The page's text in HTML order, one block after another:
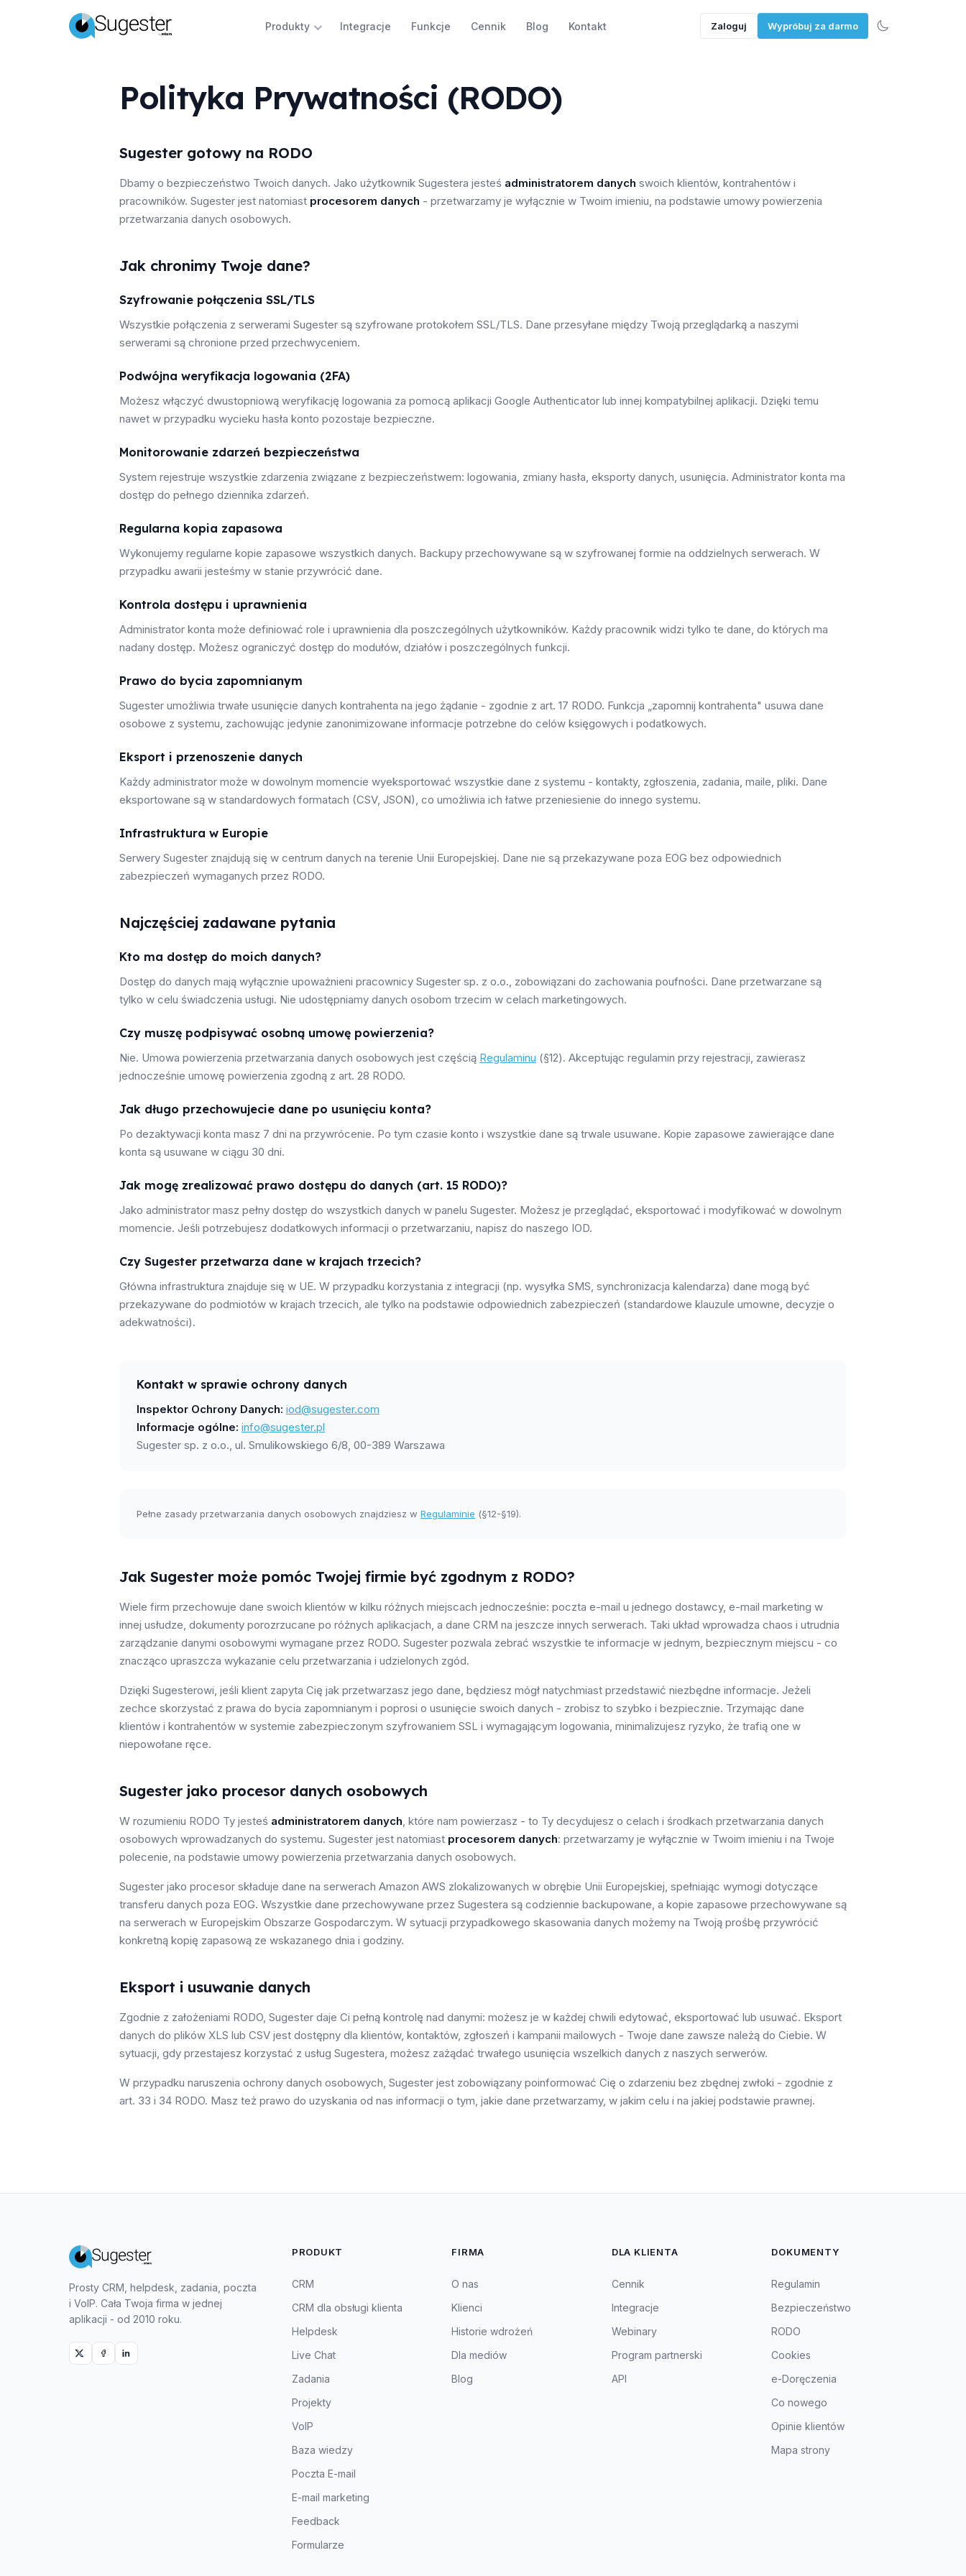
Produkty Integracje Funkcje Cennik Blog Kontakt Zaloguj Wypróbuj za darmo
Polityka Prywatności (RODO)
Sugester gotowy na RODO
Dbamy o bezpieczeństwo Twoich danych. Jako użytkownik Sugestera jesteś administratorem danych swoich klientów, kontrahentów i
pracowników. Sugester jest natomiast procesorem danych - przetwarzamy je wyłącznie w Twoim imieniu, na podstawie umowy powierzenia
przetwarzania danych osobowych.
Jak chronimy Twoje dane?
Szyfrowanie połączenia SSL/TLS
Wszystkie połączenia z serwerami Sugester są szyfrowane protokołem SSL/TLS. Dane przesyłane między Twoją przeglądarką a naszymi
serwerami są chronione przed przechwyceniem.
Podwójna weryfikacja logowania (2FA)
Możesz włączyć dwustopniową weryfikację logowania za pomocą aplikacji Google Authenticator lub innej kompatybilnej aplikacji. Dzięki temu
nawet w przypadku wycieku hasła konto pozostaje bezpieczne.
Monitorowanie zdarzeń bezpieczeństwa
System rejestruje wszystkie zdarzenia związane z bezpieczeństwem: logowania, zmiany hasła, eksporty danych, usunięcia. Administrator konta ma
dostęp do pełnego dziennika zdarzeń.
Regularna kopia zapasowa
Wykonujemy regularne kopie zapasowe wszystkich danych. Backupy przechowywane są w szyfrowanej formie na oddzielnych serwerach. W
przypadku awarii jesteśmy w stanie przywrócić dane.
Kontrola dostępu i uprawnienia
Administrator konta może definiować role i uprawnienia dla poszczególnych użytkowników. Każdy pracownik widzi tylko te dane, do których ma
nadany dostęp. Możesz ograniczyć dostęp do modułów, działów i poszczególnych funkcji.
Prawo do bycia zapomnianym
Sugester umożliwia trwałe usunięcie danych kontrahenta na jego żądanie - zgodnie z art. 17 RODO. Funkcja „zapomnij kontrahenta" usuwa dane
osobowe z systemu, zachowując jedynie zanonimizowane informacje potrzebne do celów księgowych i podatkowych.
Eksport i przenoszenie danych
Każdy administrator może w dowolnym momencie wyeksportować wszystkie dane z systemu - kontakty, zgłoszenia, zadania, maile, pliki. Dane
eksportowane są w standardowych formatach (CSV, JSON), co umożliwia ich łatwe przeniesienie do innego systemu.
Infrastruktura w Europie
Serwery Sugester znajdują się w centrum danych na terenie Unii Europejskiej. Dane nie są przekazywane poza EOG bez odpowiednich
zabezpieczeń wymaganych przez RODO.
Najczęściej zadawane pytania
Kto ma dostęp do moich danych?
Dostęp do danych mają wyłącznie upoważnieni pracownicy Sugester sp. z o.o., zobowiązani do zachowania poufności. Dane przetwarzane są
tylko w celu świadczenia usługi. Nie udostępniamy danych osobom trzecim w celach marketingowych.
Czy muszę podpisywać osobną umowę powierzenia?
Nie. Umowa powierzenia przetwarzania danych osobowych jest częścią Regulaminu (§12). Akceptując regulamin przy rejestracji, zawierasz
jednocześnie umowę powierzenia zgodną z art. 28 RODO.
Jak długo przechowujecie dane po usunięciu konta?
Po dezaktywacji konta masz 7 dni na przywrócenie. Po tym czasie konto i wszystkie dane są trwale usuwane. Kopie zapasowe zawierające dane
konta są usuwane w ciągu 30 dni.
Jak mogę zrealizować prawo dostępu do danych (art. 15 RODO)?
Jako administrator masz pełny dostęp do wszystkich danych w panelu Sugester. Możesz je przeglądać, eksportować i modyfikować w dowolnym
momencie. Jeśli potrzebujesz dodatkowych informacji o przetwarzaniu, napisz do naszego IOD.
Czy Sugester przetwarza dane w krajach trzecich?
Główna infrastruktura znajduje się w UE. W przypadku korzystania z integracji (np. wysyłka SMS, synchronizacja kalendarza) dane mogą być
przekazywane do podmiotów w krajach trzecich, ale tylko na podstawie odpowiednich zabezpieczeń (standardowe klauzule umowne, decyzje o
adekwatności).
Kontakt w sprawie ochrony danych
Inspektor Ochrony Danych: iod@sugester.com
Informacje ogólne: info@sugester.pl
Sugester sp. z o.o., ul. Smulikowskiego 6/8, 00-389 Warszawa
Pełne zasady przetwarzania danych osobowych znajdziesz w Regulaminie (§12-§19).
Jak Sugester może pomóc Twojej firmie być zgodnym z RODO?
Wiele firm przechowuje dane swoich klientów w kilku różnych miejscach jednocześnie: poczta e-mail u jednego dostawcy, e-mail marketing w
innej usłudze, dokumenty porozrzucane po różnych aplikacjach, a dane CRM na jeszcze innych serwerach. Taki układ wprowadza chaos i utrudnia
zarządzanie danymi osobowymi wymagane przez RODO. Sugester pozwala zebrać wszystkie te informacje w jednym, bezpiecznym miejscu - co
znacząco upraszcza wykazanie celu przetwarzania i udzielonych zgód.
Dzięki Sugesterowi, jeśli klient zapyta Cię jak przetwarzasz jego dane, będziesz mógł natychmiast przedstawić niezbędne informacje. Jeżeli
zechce skorzystać z prawa do bycia zapomnianym i poprosi o usunięcie swoich danych - zrobisz to szybko i bezpiecznie. Trzymając dane
klientów i kontrahentów w systemie zabezpieczonym szyfrowaniem SSL i wymagającym logowania, minimalizujesz ryzyko, że trafią one w
niepowołane ręce.
Sugester jako procesor danych osobowych
W rozumieniu RODO Ty jesteś administratorem danych, które nam powierzasz - to Ty decydujesz o celach i środkach przetwarzania danych
osobowych wprowadzanych do systemu. Sugester jest natomiast procesorem danych: przetwarzamy je wyłącznie w Twoim imieniu i na Twoje
polecenie, na podstawie umowy powierzenia przetwarzania danych osobowych.
Sugester jako procesor składuje dane na serwerach Amazon AWS zlokalizowanych w obrębie Unii Europejskiej, spełniając wymogi dotyczące
transferu danych poza EOG. Wszystkie dane przechowywane przez Sugestera są codziennie backupowane, a kopie zapasowe przechowywane są
na serwerach w Europejskim Obszarze Gospodarczym. W sytuacji przypadkowego skasowania danych możemy na Twoją prośbę przywrócić
konkretną kopię zapasową ze wskazanego dnia i godziny.
Eksport i usuwanie danych
Zgodnie z założeniami RODO, Sugester daje Ci pełną kontrolę nad danymi: możesz je w każdej chwili edytować, eksportować lub usuwać. Eksport
danych do plików XLS lub CSV jest dostępny dla klientów, kontaktów, zgłoszeń i kampanii mailowych - Twoje dane zawsze należą do Ciebie. W
sytuacji, gdy przestajesz korzystać z usług Sugestera, możesz zażądać trwałego usunięcia wszelkich danych z naszych serwerów.
W przypadku naruszenia ochrony danych osobowych, Sugester jest zobowiązany poinformować Cię o zdarzeniu bez zbędnej zwłoki - zgodnie z
art. 33 i 34 RODO. Masz też prawo do uzyskania od nas informacji o tym, jakie dane przetwarzamy, w jakim celu i na jakiej podstawie prawnej.
Prosty CRM, helpdesk, zadania, poczta
i VoIP. Cała Twoja firma w jednej
aplikacji - od 2010 roku.
PRODUKT
CRM
CRM dla obsługi klienta
Helpdesk
Live Chat
Zadania
Projekty
VoIP
Baza wiedzy
Poczta E-mail
E-mail marketing
Feedback
Formularze
FIRMA
O nas
Klienci
Historie wdrożeń
Dla mediów
Blog
DLA KLIENTA
Cennik
Integracje
Webinary
Program partnerski
API
DOKUMENTY
Regulamin
Bezpieczeństwo
RODO
Cookies
e-Doręczenia
Co nowego
Opinie klientów
Mapa strony